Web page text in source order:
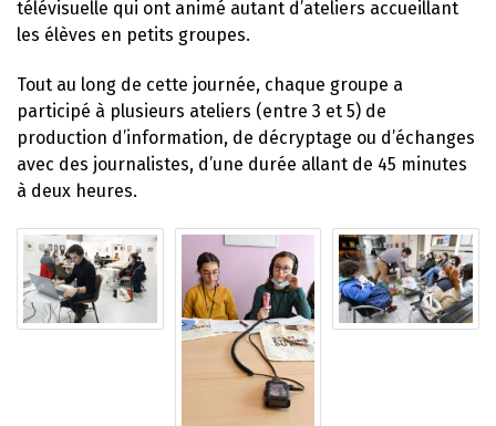
télévisuelle qui ont animé autant d’ateliers accueillant
les élèves en petits groupes.
Tout au long de cette journée, chaque groupe a
participé à plusieurs ateliers (entre 3 et 5) de
production d’information, de décryptage ou d’échanges
avec des journalistes, d’une durée allant de 45 minutes
à deux heures.